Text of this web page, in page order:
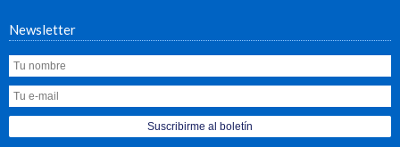
Newsletter